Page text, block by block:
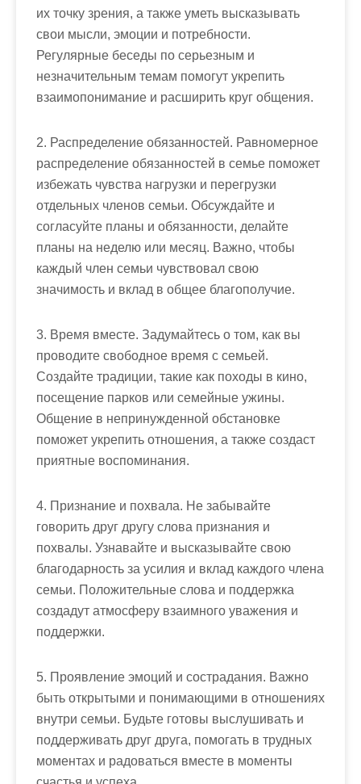
их точку зрения, а также уметь высказывать
свои мысли, эмоции и потребности.
Регулярные беседы по серьезным и
незначительным темам помогут укрепить
взаимопонимание и расширить круг общения.
2. Распределение обязанностей. Равномерное
распределение обязанностей в семье поможет
избежать чувства нагрузки и перегрузки
отдельных членов семьи. Обсуждайте и
согласуйте планы и обязанности, делайте
планы на неделю или месяц. Важно, чтобы
каждый член семьи чувствовал свою
значимость и вклад в общее благополучие.
3. Время вместе. Задумайтесь о том, как вы
проводите свободное время с семьей.
Создайте традиции, такие как походы в кино,
посещение парков или семейные ужины.
Общение в непринужденной обстановке
поможет укрепить отношения, а также создаст
приятные воспоминания.
4. Признание и похвала. Не забывайте
говорить друг другу слова признания и
похвалы. Узнавайте и высказывайте свою
благодарность за усилия и вклад каждого члена
семьи. Положительные слова и поддержка
создадут атмосферу взаимного уважения и
поддержки.
5. Проявление эмоций и сострадания. Важно
быть открытыми и понимающими в отношениях
внутри семьи. Будьте готовы выслушивать и
поддерживать друг друга, помогать в трудных
моментах и радоваться вместе в моменты